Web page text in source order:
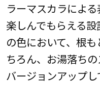
ラーマスカラによ
楽しんでもらえる
の色において、根
ちろん、お湯落ち
バージョンアップし